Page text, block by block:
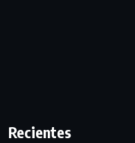
Recientes